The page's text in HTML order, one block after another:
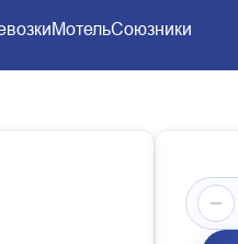
МотельСоюзники